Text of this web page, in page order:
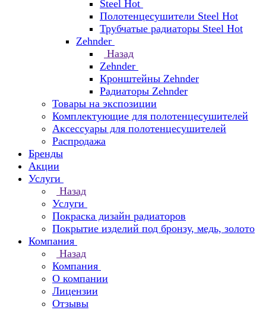
Steel Hot
Полотенцесушители Steel Hot
Трубчатые радиаторы Steel Hot
Zehnder
Назад
Zehnder
Кронштейны Zehnder
Радиаторы Zehnder
Товары на экспозиции
Комплектующие для полотенцесушителей
Аксессуары для полотенцесушителей
Распродажа
Бренды
Акции
Услуги
Назад
Услуги
Покраска дизайн радиаторов
Покрытие изделий под бронзу, медь, золото
Компания
Назад
Компания
О компании
Лицензии
Отзывы